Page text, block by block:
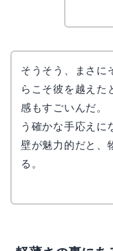
そうそう、まさに
らこそ彼を越えた
感もすごいんだ。
う確かな手応えに
壁が魅力的だと、
る。